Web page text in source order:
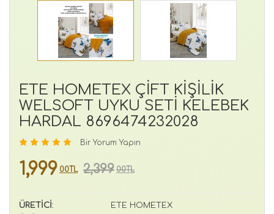
ETE HOMETEX ÇİFT KİŞİLİK
WELSOFT UYKU SETİ KELEBEK
HARDAL 8696474232028
Bir Yorum Yapın
1,999 00TL 2,399 00TL
ÜRETİCİ:
ETE HOMETEX